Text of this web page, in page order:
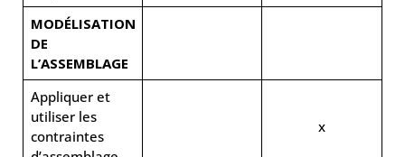
MODÉLISATION
DE
L’ASSEMBLAGE
Appliquer et
utiliser les
contraintes
x